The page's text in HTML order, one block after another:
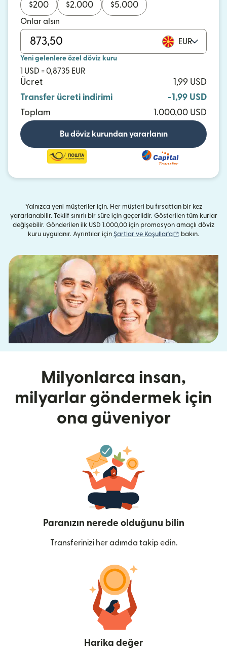
$200 $2.000 $5.000
Onlar alsın
EUR
Yeni gelenlere özel döviz kuru
1 USD = 0,8735 EUR
Ücret
1,99 USD
Transfer ücreti indirimi
-1,99 USD
Toplam
1.000,00 USD
Bu döviz kurundan yararlanın
Yalnızca yeni müşteriler için. Her müşteri bu fırsattan bir kez
yararlanabilir. Teklif sınırlı bir süre için geçerlidir. Gösterilen tüm kurlar
değişebilir. Gönderilen ilk USD 1.000,00 için promosyon amaçlı döviz
kuru uygulanır. Ayrıntılar için Şartlar ve Koşullar'a (yeni pencerede
bakın.
Milyonlarca insan,
milyarlar göndermek için
ona güveniyor
Paranızın nerede olduğunu bilin
Transferinizi her adımda takip edin.
Harika değer